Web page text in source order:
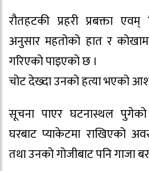
रौतहटकी प्रहरी प्रबक्ता
अनुसार महतोको हात र कोखामा
गरिएको पाइएको छ ।
चोट देख्दा उनको हत्या भएको
सूचना पाएर घटनास्थल
घरबाट प्याकेटमा राखिएको
तथा उनको गोजीबाट पनि गाजा